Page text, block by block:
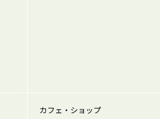
カフェ・ショップ